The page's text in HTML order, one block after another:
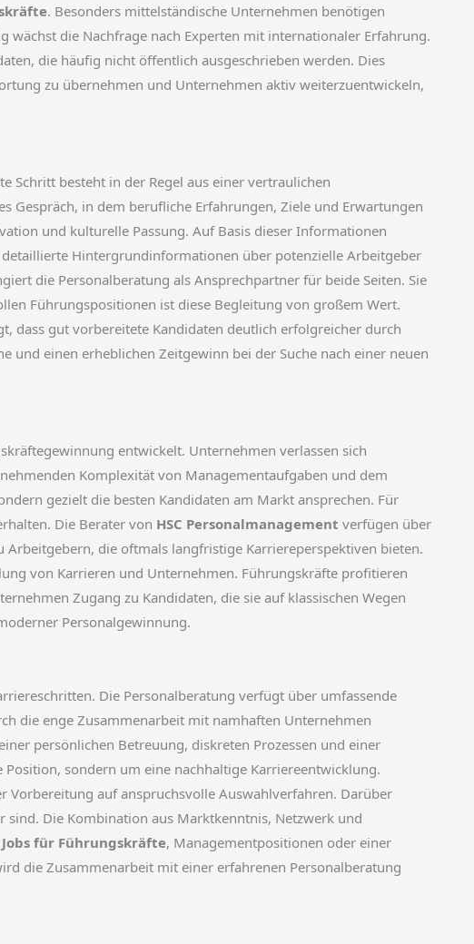
. Besonders mittelständische Unternehmen benötigen
wächst die Nachfrage nach Experten mit internationaler Erfahrung.
die häufig nicht öffentlich ausgeschrieben werden. Dies
zu übernehmen und Unternehmen aktiv weiterzuentwickeln,
Schritt besteht in der Regel aus einer vertraulichen
Gespräch, in dem berufliche Erfahrungen, Ziele und Erwartungen
und kulturelle Passung. Auf Basis dieser Informationen
Hintergrundinformationen über potenzielle Arbeitgeber
die Personalberatung als Ansprechpartner für beide Seiten. Sie
Führungspositionen ist diese Begleitung von großem Wert.
dass gut vorbereitete Kandidaten deutlich erfolgreicher durch
einen erheblichen Zeitgewinn bei der Suche nach einer neuen
entwickelt. Unternehmen verlassen sich
Komplexität von Managementaufgaben und dem
gezielt die besten Kandidaten am Markt ansprechen. Für
Die Berater von HSC Personalmanagement verfügen über
die oftmals langfristige Karriereperspektiven bieten.
von Karrieren und Unternehmen. Führungskräfte profitieren
Zugang zu Kandidaten, die sie auf klassischen Wegen
Personalgewinnung.
Die Personalberatung verfügt über umfassende
die enge Zusammenarbeit mit namhaften Unternehmen
persönlichen Betreuung, diskreten Prozessen und einer
sondern um eine nachhaltige Karriereentwicklung.
auf anspruchsvolle Auswahlverfahren. Darüber
sind. Die Kombination aus Marktkenntnis, Netzwerk und
Jobs für Führungskräfte, Managementpositionen oder einer
die Zusammenarbeit mit einer erfahrenen Personalberatung